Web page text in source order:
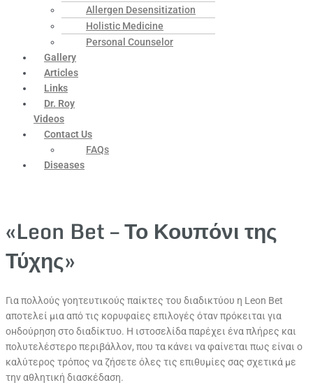
Allergen Desensitization
Holistic Medicine
Personal Counselor
Gallery
Articles
Links
Dr. Roy
Videos
Contact Us
FAQs
Diseases
«Leon Bet – Το Κουπόνι της
Τύχης»
Για πολλούς γοητευτικούς παίκτες του διαδικτύου η Leon Bet
αποτελεί μια από τις κορυφαίες επιλογές όταν πρόκειται για
онδούρηση στο διαδίκτυο. Η ιστοσελίδα παρέχει ένα πλήρες και
πολυτελέστερο περιβάλλον, που τα κάνει να φαίνεται πως είναι ο
καλύτερος τρόπος να ζήσετε όλες τις επιθυμίες σας σχετικά με
την αθλητική διασκέδαση.